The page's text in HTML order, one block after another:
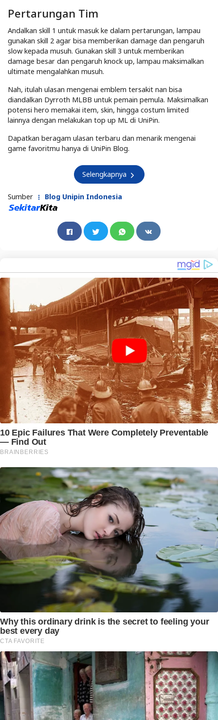
Pertarungan Tim
Andalkan skill 1 untuk masuk ke dalam pertarungan, lampau
gunakan skill 2 agar bisa memberikan damage dan pengaruh
slow kepada musuh. Gunakan skill 3 untuk memberikan
damage besar dan pengaruh knock up, lampau maksimalkan
ultimate mengalahkan musuh.
Nah, itulah ulasan mengenai emblem tersakit nan bisa
diandalkan Dyrroth MLBB untuk pemain pemula. Maksimalkan
potensi hero memakai item, skin, hingga costum limited
lainnya dengan melakukan top up ML di UniPin.
Dapatkan beragam ulasan terbaru dan menarik mengenai
game favoritmu hanya di UniPin Blog.
Selengkapnya
Sumber Blog Unipin Indonesia